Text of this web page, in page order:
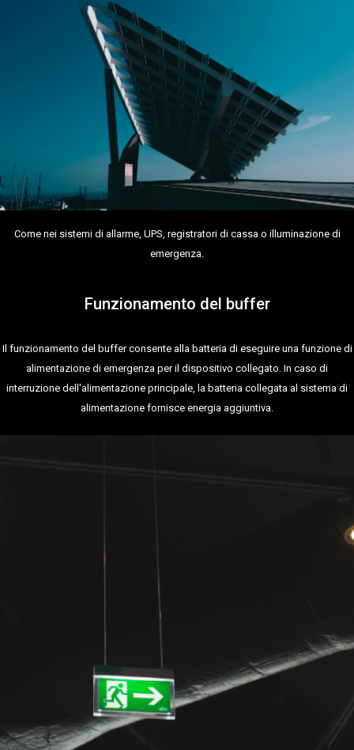
Come nei sistemi di allarme, UPS, registratori di cassa o illuminazione di
emergenza.
Funzionamento del buffer
Il funzionamento del buffer consente alla batteria di eseguire una funzione di
alimentazione di emergenza per il dispositivo collegato. In caso di
interruzione dell'alimentazione principale, la batteria collegata al sistema di
alimentazione fornisce energia aggiuntiva.